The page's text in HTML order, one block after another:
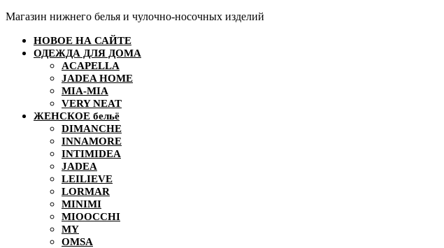
Магазин нижнего белья и чулочно-носочных изделий
НОВОЕ НА САЙТЕ
ОДЕЖДА ДЛЯ ДОМА
ACAPELLA
JADEA HOME
MIA-MIA
VERY NEAT
ЖЕНСКОЕ бельё
DIMANCHE
INNAMORE
INTIMIDEA
JADEA
LEILIEVE
LORMAR
MINIMI
MIOOCCHI
MY
OMSA